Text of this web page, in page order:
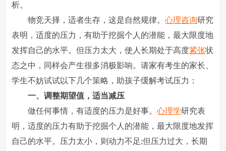
析。
物竞天择，适者生存，这是自然规律。心理咨询研究
表明，适度的压力，有助于挖掘个人的潜能，最大限度地
发挥自己的水平。但压力太大，使人长期处于高度紧张状
态之中，同样会产生很多消极影响。请家有考生的家长、
学生不妨试试以下几个策略，助孩子缓解考试压力：
一、调整期望值，适当减压
做任何事情，有适度的压力是好事。心理学研究表
明，适度的压力有助于挖掘个人的潜能，最大限度地发挥
自己的水平。压力太小，则动力不足;但压力过大，长期